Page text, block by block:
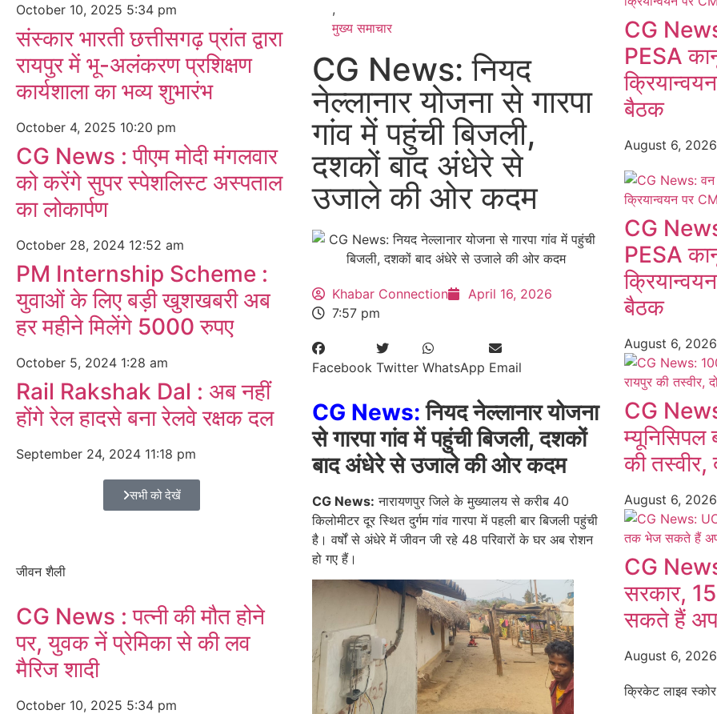
October 10, 2025 5:34 pm
संस्कार भारती छत्तीसगढ़ प्रांत द्वारा
रायपुर में भू-अलंकरण प्रशिक्षण
कार्यशाला का भव्य शुभारंभ
October 4, 2025 10:20 pm
CG News : पीएम मोदी मंगलवार
को करेंगे सुपर स्पेशलिस्ट अस्पताल
का लोकार्पण
October 28, 2024 12:52 am
PM Internship Scheme :
युवाओं के लिए बड़ी खुशखबरी अब
हर महीने मिलेंगे 5000 रुपए
October 5, 2024 1:28 am
Rail Rakshak Dal : अब नहीं
होंगे रेल हादसे बना रेलवे रक्षक दल
September 24, 2024 11:18 pm
सभी को देखें
जीवन शैली
CG News : पत्नी की मौत होने
पर, युवक नें प्रेमिका से की लव
मैरिज शादी
October 10, 2025 5:34 pm
,
मुख्य समाचार​
CG News: नियद
नेल्लानार योजना से गारपा
गांव में पहुंची बिजली,
दशकों बाद अंधेरे से
उजाले की ओर कदम
Khabar Connection
April 16, 2026
7:57 pm
Facebook Twitter WhatsApp Email
CG News: नियद नेल्लानार योजना
से गारपा गांव में पहुंची बिजली, दशकों
बाद अंधेरे से उजाले की ओर कदम
CG News: नारायणपुर जिले के मुख्यालय से करीब 40
किलोमीटर दूर स्थित दुर्गम गांव गारपा में पहली बार बिजली पहुंची
है। वर्षों से अंधेरे में जीवन जी रहे 48 परिवारों के घर अब रोशन
हो गए हैं।
CG
PESA
बैठक
August 6,
CG
PESA
बैठक
August 6,
CG
म्यूनिसिपल
की तस्वीर,
August 6,
CG
सरकार,
सकते हैं
August 6,
क्रिकेट लाइव स्कोर